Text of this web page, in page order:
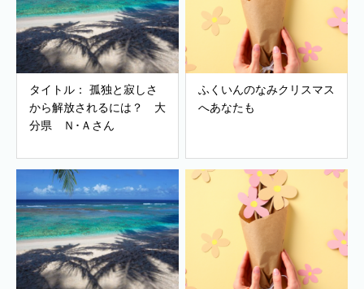
タイトル： 孤独と寂しさ
から解放されるには？ 大
分県 Ｎ･Ａさん
ふくいんのなみクリスマス
へあなたも